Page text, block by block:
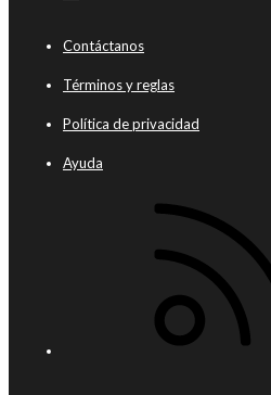
Contáctanos
Términos y reglas
Política de privacidad
Ayuda